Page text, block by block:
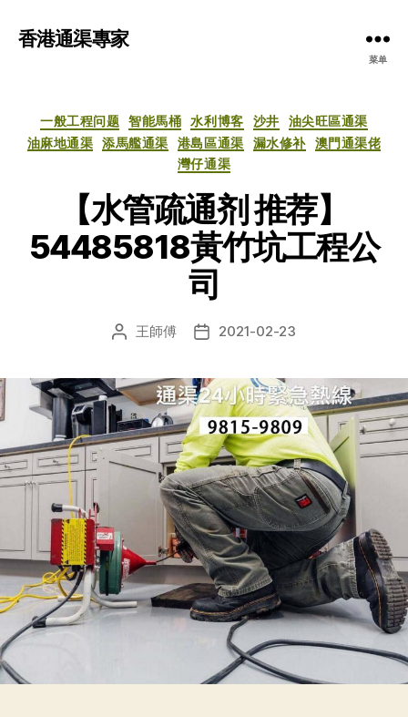
香港通渠專家
菜单
分
类
一般工程问题 智能馬桶 水利博客 沙井
油尖旺區通渠
油麻地通渠
添馬艦通渠 港島區通渠 漏水修补
澳門通渠佬
灣仔通渠
【水管疏通剂 推荐】
54485818黃竹坑工程公
司
文
者
王師傅
发
期
2021-02-23